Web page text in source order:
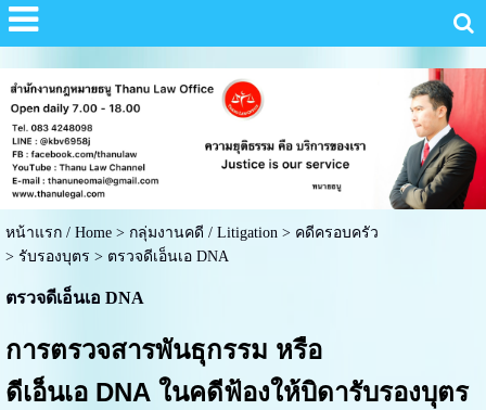
หน้าแรก / Home> กลุ่มงานคดี / Litigation> คดีครอบครัว
> รับรองบุตร > ตรวจดีเอ็นเอ DNA
ตรวจดีเอ็นเอ DNA
การตรวจสารพันธุกรรม หรือ
ดีเอ็นเอ DNAในคดีฟ้องให้บิดารับรองบุตร